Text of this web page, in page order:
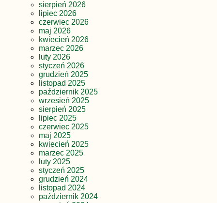
sierpień 2026
lipiec 2026
czerwiec 2026
maj 2026
kwiecień 2026
marzec 2026
luty 2026
styczeń 2026
grudzień 2025
listopad 2025
październik 2025
wrzesień 2025
sierpień 2025
lipiec 2025
czerwiec 2025
maj 2025
kwiecień 2025
marzec 2025
luty 2025
styczeń 2025
grudzień 2024
listopad 2024
październik 2024